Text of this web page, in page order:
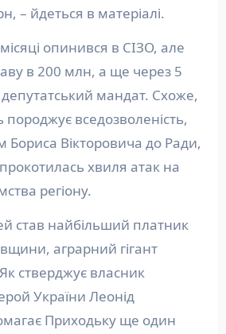
– йдеться в матеріалі.
в 200 млн, а ще через 5
мандат. Схоже,
породжує вседозволеність,
Бориса Вікторовича до Ради,
хвиля атак на
регіону.
став найбільший платник
аграрний гігант
стверджує власник
України Леонід
Приходьку ще один